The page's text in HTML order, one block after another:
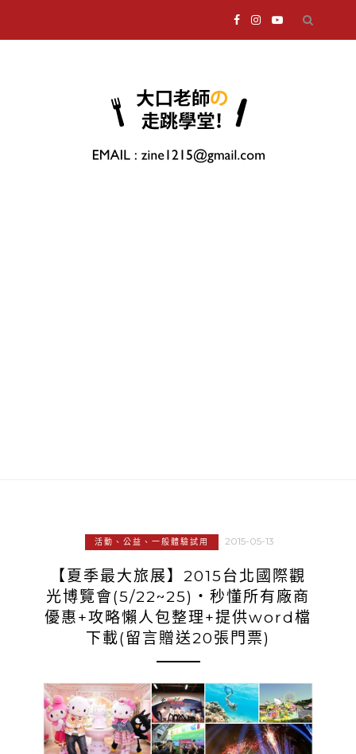
活動、公益、一般體驗試用 2015-05-13
【夏季最大旅展】2015台北國際觀
光博覽會(5/22~25)‧秒懂所有廠商
優惠+攻略懶人包整理+提供word檔
下載(留言贈送20張門票)